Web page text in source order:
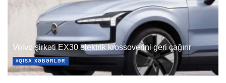
Volvo şirkəti EX30 elektrik krossoverini geri çağırır
#QISA XƏBƏRLƏR